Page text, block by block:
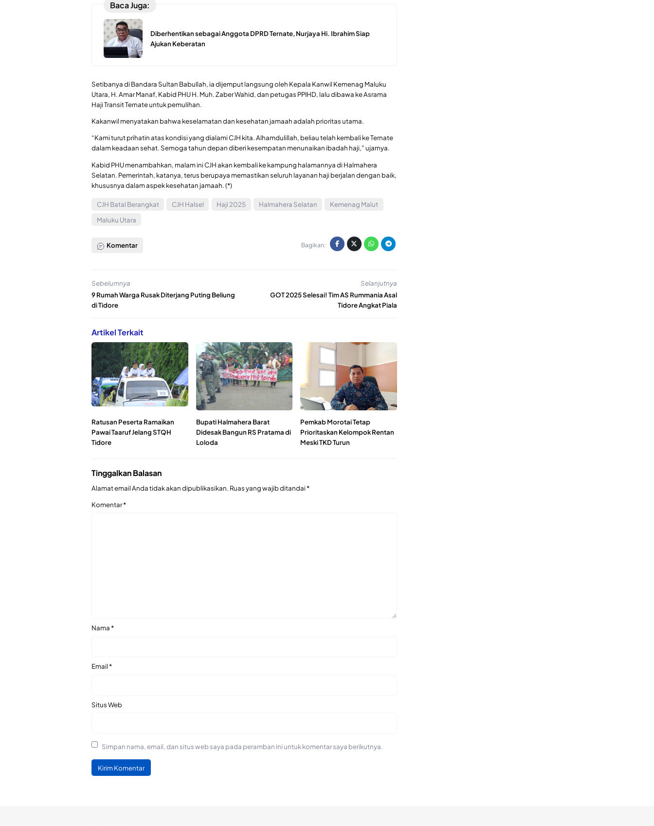
Baca Juga:
Diberhentikan sebagai Anggota DPRD Ternate, Nurjaya Hi. Ibrahim Siap
Ajukan Keberatan
Setibanya di Bandara Sultan Babullah, ia dijemput langsung oleh Kepala Kanwil Kemenag Maluku
Utara, H. Amar Manaf, Kabid PHU H. Muh. Zaber Wahid, dan petugas PPIHD, lalu dibawa ke Asrama
Haji Transit Ternate untuk pemulihan.
Kakanwil menyatakan bahwa keselamatan dan kesehatan jamaah adalah prioritas utama.
“Kami turut prihatin atas kondisi yang dialami CJH kita. Alhamdulillah, beliau telah kembali ke Ternate
dalam keadaan sehat. Semoga tahun depan diberi kesempatan menunaikan ibadah haji,” ujarnya.
Kabid PHU menambahkan, malam ini CJH akan kembali ke kampung halamannya di Halmahera
Selatan. Pemerintah, katanya, terus berupaya memastikan seluruh layanan haji berjalan dengan baik,
khususnya dalam aspek kesehatan jamaah. (*)
CJH Batal Berangkat CJH Halsel Haji 2025 Halmahera Selatan
Kemenag Malut
Maluku Utara
Komentar Bagikan:
Sebelumnya
9 Rumah Warga Rusak Diterjang Puting Beliung
di Tidore
Selanjutnya
GOT 2025 Selesai! Tim AS Rummania Asal
Tidore Angkat Piala
Artikel Terkait
Ratusan Peserta Ramaikan
Pawai Taaruf Jelang STQH
Tidore
Bupati Halmahera Barat
Didesak Bangun RS Pratama di
Loloda
Pemkab Morotai Tetap
Prioritaskan Kelompok Rentan
Meski TKD Turun
Tinggalkan Balasan
Alamat email Anda tidak akan dipublikasikan. Ruas yang wajib ditandai*
Komentar*
Nama*
Email*
Situs Web
Simpan nama, email, dan situs web saya pada peramban ini untuk komentar saya berikutnya.